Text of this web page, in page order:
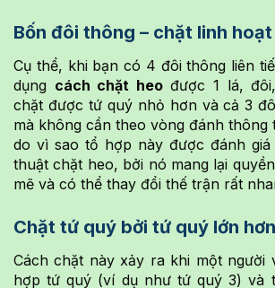
Bốn đôi thông – chặt linh hoạt
Cụ thể, khi bạn có 4 đôi thông liên
dụng cách chặt heođược 1 lá,
chặt được tứ quý nhỏ hơn và cả 3
mà không cần theo vòng đánh thông
do vì sao tổ hợp này được đánh
thuật chặt heo, bởi nó mang lại
mẽ và có thể thay đổi thế trận rất
Chặt tứ quý bởi tứ quý lớn hơn
Cách chặt này xảy ra khi một người
hợp tứ quý (ví dụ như tứ quý 3) và